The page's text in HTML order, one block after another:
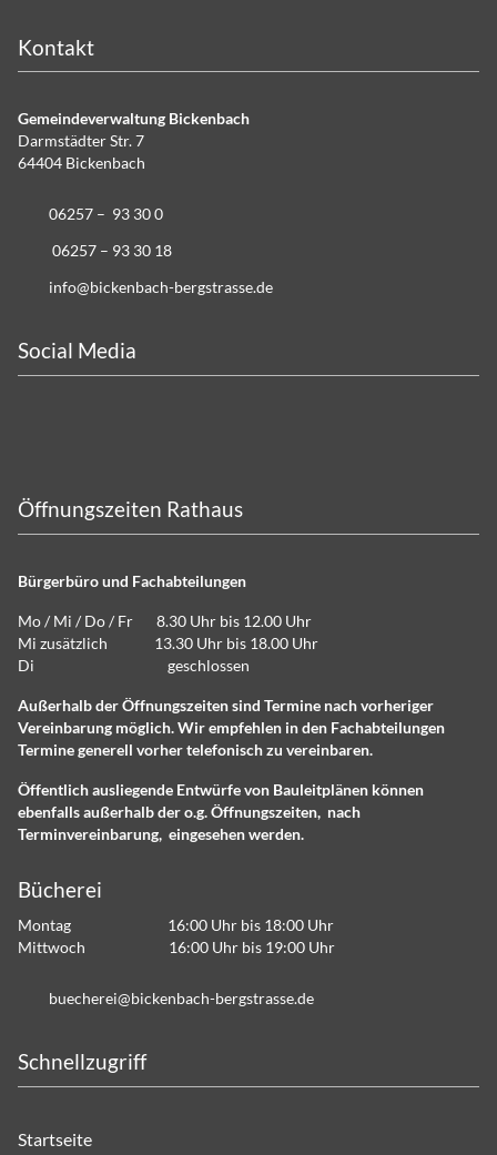
Kontakt
Gemeindeverwaltung Bickenbach
Darmstädter Str. 7
64404 Bickenbach
06257 – 93 30 0
06257 – 93 30 18
info@bickenbach-bergstrasse.de
Social Media
Öffnungszeiten Rathaus
Bürgerbüro und Fachabteilungen
Mo / Mi / Do / Fr 8.30 Uhr bis 12.00 Uhr
Mi zusätzlich 13.30 Uhr bis 18.00 Uhr
Di geschlossen
Außerhalb der Öffnungszeiten sind Termine nach vorheriger
Vereinbarung möglich. Wir empfehlen in den Fachabteilungen
Termine generell vorher telefonisch zu vereinbaren.
Öffentlich ausliegende Entwürfe von Bauleitplänen können
ebenfalls außerhalb der o.g. Öffnungszeiten, nach
Terminvereinbarung, eingesehen werden.
Bücherei
Montag 16:00 Uhr bis 18:00 Uhr
Mittwoch 16:00 Uhr bis 19:00 Uhr
b ch r b ck nb ch-b rgstr ss d
Schnellzugriff
Startseite